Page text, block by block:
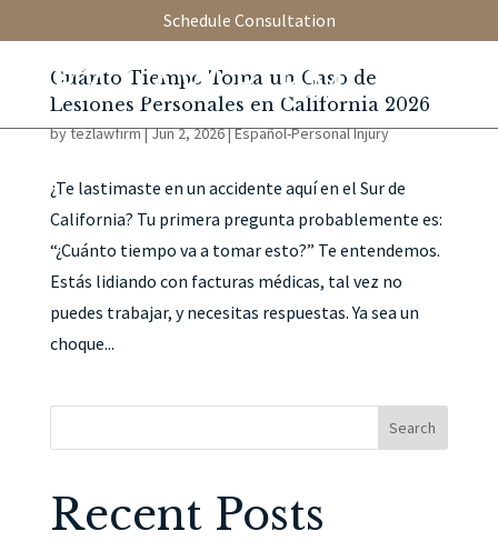
Schedule Consultation
Cuánto Tiempo Toma un Caso de
Lesiones Personales en California 2026
bytezlawfirm|Jun 2, 2026|Español-Personal Injury
¿Te lastimaste en un accidente aquí en el Sur de
California? Tu primera pregunta probablemente es:
“¿Cuánto tiempo va a tomar esto?” Te entendemos.
Estás lidiando con facturas médicas, tal vez no
puedes trabajar, y necesitas respuestas. Ya sea un
choque...
Search
Recent Posts